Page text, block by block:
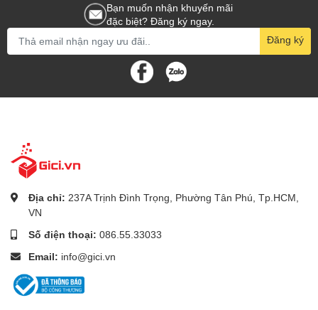
Bạn muốn nhận khuyến mãi
đặc biệt? Đăng ký ngay.
Đăng ký
Địa chỉ: 237A Trịnh Đình Trọng, Phường Tân Phú, Tp.HCM,
VN
Số điện thoại: 086.55.33033
Email: info@gici.vn